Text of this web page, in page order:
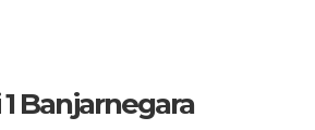
Banjarnegara